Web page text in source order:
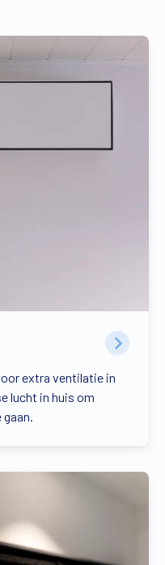
extra ventilatie in
lucht in huis om